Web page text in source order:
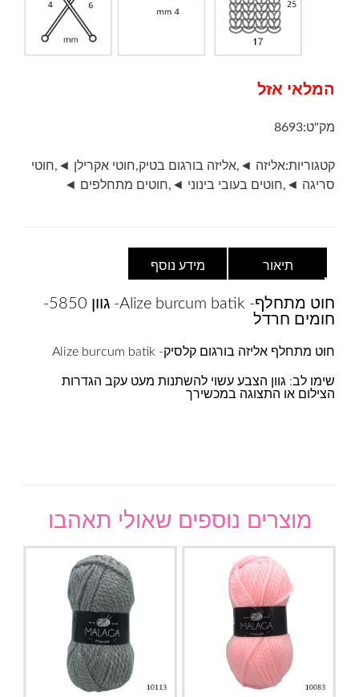
המלאי אזל
מק"ט:8693
קטגוריות:אליזה ◄ ,אליזה בורגום בטיק,חוטי אקרילן ◄ ,חוטי
סריגה ◄ ,חוטים בעובי בינוני ◄ ,חוטים מתחלפים ◄
תיאור מידע נוסף
חוט מתחלף- Alize burcum batik- גוון 5850-
חומים חרדל
חוט מתחלף אליזה בורגום קלסיק- Alize burcum batik
שימו לב: גוון הצבע עשוי להשתנות מעט עקב הגדרות
הצילום או התצוגה במכשירך
מוצרים נוספים שאולי תאהבו